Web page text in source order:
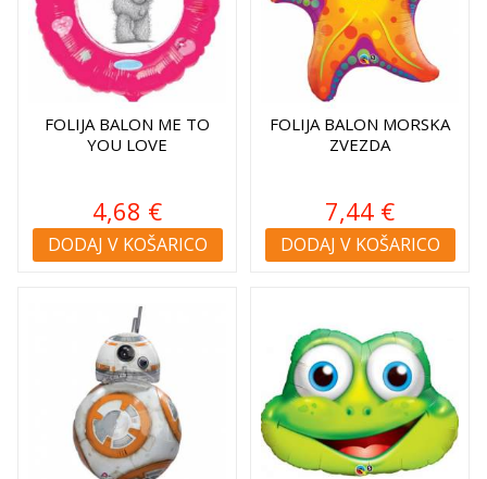
FOLIJA BALON ME TO
YOU LOVE
4,68 €
DODAJ V KOŠARICO
FOLIJA BALON MORSKA
ZVEZDA
7,44 €
DODAJ V KOŠARICO